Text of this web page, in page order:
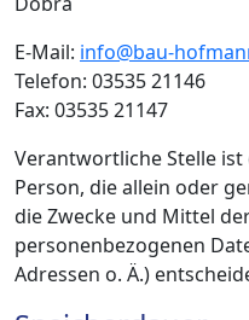
E-Mail: info@bau-
Telefon: 03535 21146
Fax: 03535 21147
Verantwortliche Stelle
Person, die allein oder
die Zwecke und Mittel
personenbezogenen
Adressen o. Ä.)